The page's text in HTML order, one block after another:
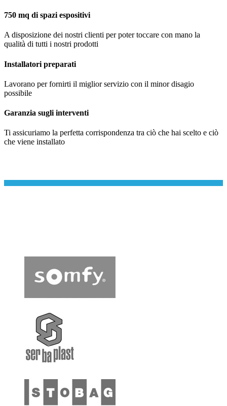
750 mq di spazi espositivi
A disposizione dei nostri clienti per poter toccare con mano la
qualità di tutti i nostri prodotti
Installatori preparati
Lavorano per fornirti il miglior servizio con il minor disagio
possibile
Garanzia sugli interventi
Ti assicuriamo la perfetta corrispondenza tra ciò che hai scelto e ciò
che viene installato